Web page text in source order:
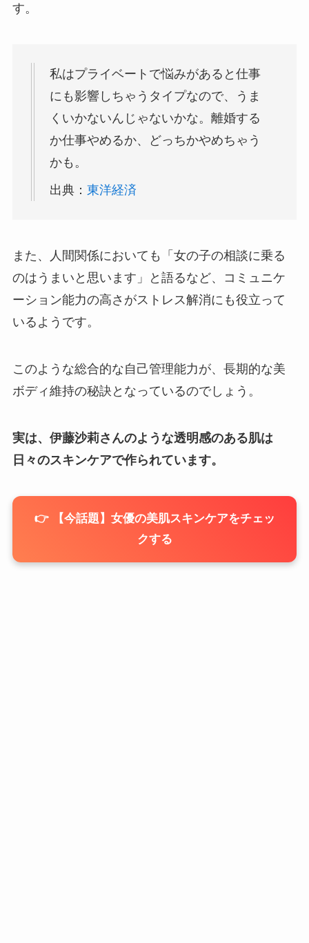
す。
私はプライベートで悩みがあると仕事
にも影響しちゃうタイプなので、うま
くいかないんじゃないかな。離婚する
か仕事やめるか、どっちかやめちゃう
かも。
出典： 東洋経済
また、人間関係においても「女の子の相談に乗る
のはうまいと思います」と語るなど、コミュニケ
ーション能力の高さがストレス解消にも役立って
いるようです。
このような総合的な自己管理能力が、長期的な美
ボディ維持の秘訣となっているのでしょう。
実は、伊藤沙莉さんのような透明感のある肌は
日々のスキンケアで作られています。
👉 【今話題】女優の美肌スキンケアをチェッ
クする